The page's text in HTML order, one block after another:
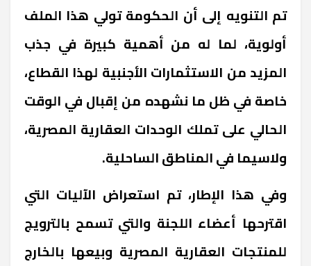
تم التنويه إلى أن الحكومة تولي هذا الملف
أولوية، لما له من أهمية كبيرة في جذب
المزيد من الاستثمارات الأجنبية لهذا القطاع،
خاصة في ظل ما نشهده من إقبال في الوقت
الحالي على تملك الوحدات العقارية المصرية،
ولاسيما في المناطق الساحلية.
وفي هذا الإطار، تم استعراض الآليات التي
اقترحها أعضاء اللجنة والتي تسمح بالترويج
للمنتجات العقارية المصرية وبيعها بالخارج